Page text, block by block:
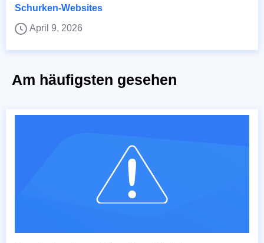
Schurken-Websites
April 9, 2026
Am häufigsten gesehen